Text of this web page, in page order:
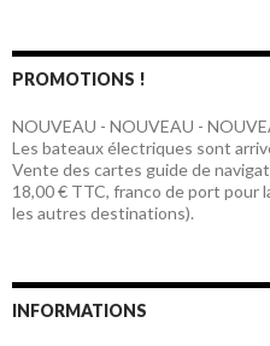
PROMOTIONS !
NOUVEAU - NOUVEAU -
Les bateaux électriques sont
Vente des cartes guide de
18,00 € TTC, franco de port pour
les autres destinations).
INFORMATIONS